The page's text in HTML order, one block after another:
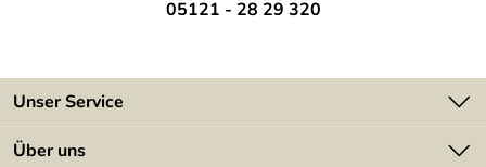
05121 - 28 29 320
Unser Service
Kontakt
Über uns